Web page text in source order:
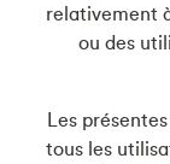
relativement
ou des
Les
tous les